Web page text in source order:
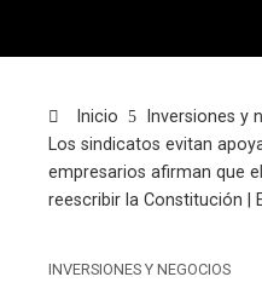
Inicio
Inversiones y
Los sindicatos evitan
empresarios afirman que
reescribir la Constitución |
INVERSIONES Y NEGOCIOS